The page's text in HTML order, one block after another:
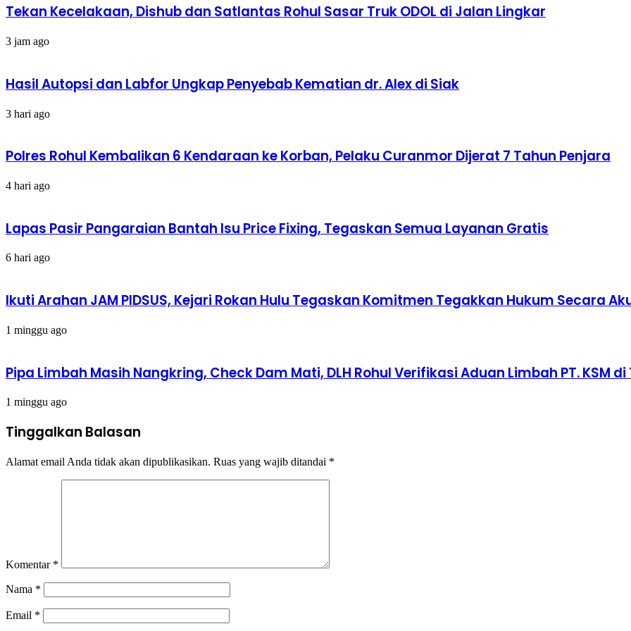
Tekan Kecelakaan, Dishub dan Satlantas Rohul Sasar Truk ODOL di Jalan Lingkar
3 jam ago
Hasil Autopsi dan Labfor Ungkap Penyebab Kematian dr. Alex di Siak
3 hari ago
Polres Rohul Kembalikan 6 Kendaraan ke Korban, Pelaku Curanmor Dijerat 7 Tahun Penjara
4 hari ago
Lapas Pasir Pangaraian Bantah Isu Price Fixing, Tegaskan Semua Layanan Gratis
6 hari ago
Ikuti Arahan JAM PIDSUS, Kejari Rokan Hulu Tegaskan Komitmen Tegakkan Hukum Secara
1 minggu ago
Pipa Limbah Masih Nangkring, Check Dam Mati, DLH Rohul Verifikasi Aduan Limbah PT. KSM di
1 minggu ago
Tinggalkan Balasan
Alamat email Anda tidak akan dipublikasikan. Ruas yang wajib ditandai *
Komentar *
Nama *
Email *